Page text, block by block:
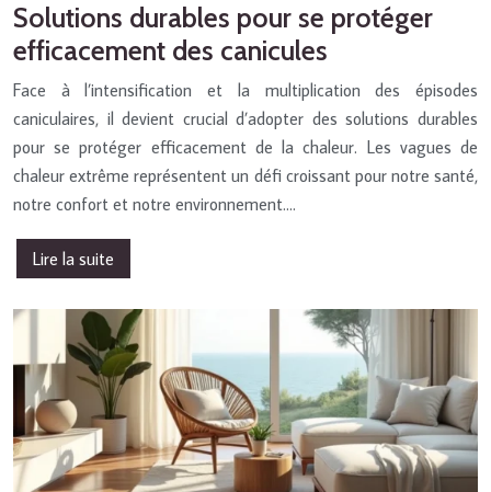
Solutions durables pour se protéger
efficacement des canicules
Face à l’intensification et la multiplication des épisodes
caniculaires, il devient crucial d’adopter des solutions durables
pour se protéger efficacement de la chaleur. Les vagues de
chaleur extrême représentent un défi croissant pour notre santé,
notre confort et notre environnement….
Lire la suite